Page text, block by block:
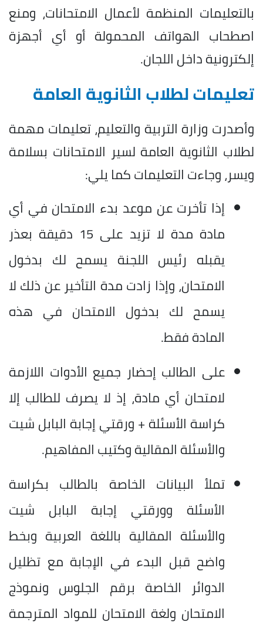
بالتعليمات المنظمة لأعمال الامتحانات، ومنع
اصطحاب الهواتف المحمولة أو أي أجهزة
إلكترونية داخل اللجان.
تعليمات لطلاب الثانوية العامة
وأصدرت وزارة التربية والتعليم، تعليمات مهمة
لطلاب الثانوية العامة لسير الامتحانات بسلامة
ويسر، وجاءت التعليمات كما يلي:
إذا تأخرت عن موعد بدء الامتحان في أي
مادة مدة لا تزيد على 15 دقيقة بعذر
يقبله رئيس اللجنة يسمح لك بدخول
الامتحان، وإذا زادت مدة التأخير عن ذلك لا
يسمح لك بدخول الامتحان في هذه
المادة فقط.
على الطالب إحضار جميع الأدوات اللازمة
لامتحان أي مادة، إذ لا يصرف للطالب إلا
كراسة الأسئلة + ورقتي إجابة البابل شيت
والأسئلة المقالية وكتيب المفاهيم.
تملأ البيانات الخاصة بالطالب بكراسة
الأسئلة وورقتي إجابة البابل شيت
والأسئلة المقالية باللغة العربية وبخط
واضح قبل البدء في الإجابة مع تظليل
الدوائر الخاصة برقم الجلوس ونموذج
الامتحان ولغة الامتحان للمواد المترجمة